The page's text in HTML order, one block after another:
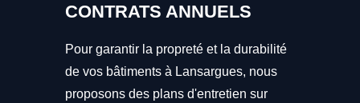
CONTRATS ANNUELS
Pour garantir la propreté et la durabilité
de vos bâtiments à Lansargues, nous
proposons des plans d'entretien sur